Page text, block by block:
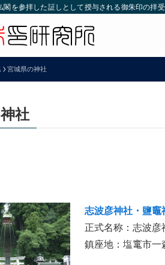
を参拝した証しとして授与される御朱印の拝
宮城県の神社
社
志波彦神社・鹽竈
正式名称：志波彦
鎮座地：塩竃市一